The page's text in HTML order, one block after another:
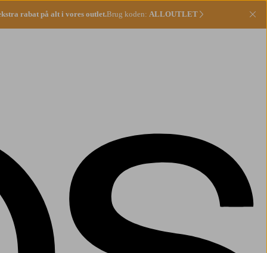
rabat på alt i vores outlet.Brug koden: ALLOUTLET